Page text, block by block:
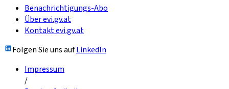
Benachrichtigungs-Abo
Über evi.gv.at
Kontakt evi.gv.at
Folgen Sie uns aufLinkedIn
Impressum
/